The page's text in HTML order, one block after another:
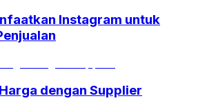
Instagram untuk
dengan Supplier